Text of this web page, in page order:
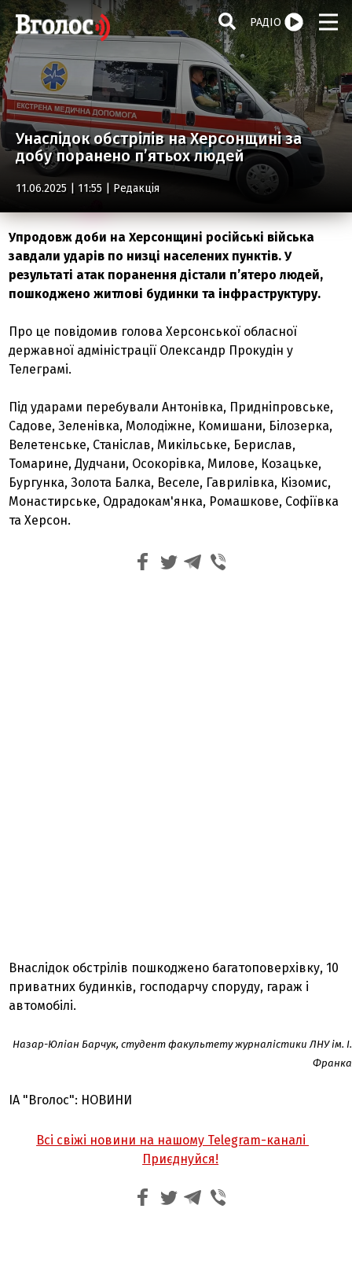
РАДІО
Унаслідок обстрілів на Херсонщині за
добу поранено п’ятьох людей
11.06.2025 | 11:55 | Редакція
Упродовж доби на Херсонщині російські війська
завдали ударів по низці населених пунктів. У
результаті атак поранення дістали п’ятеро людей,
пошкоджено житлові будинки та інфраструктуру.
Про це повідомив голова Херсонської обласної
державної адміністрації Олександр Прокудін у
Телеграмі.
Під ударами перебували Антонівка, Придніпровське,
Садове, Зеленівка, Молодіжне, Комишани, Білозерка,
Велетенське, Станіслав, Микільське, Берислав,
Томарине, Дудчани, Осокорівка, Милове, Козацьке,
Бургунка, Золота Балка, Веселе, Гаврилівка, Кізомис,
Монастирське, Одрадокам'янка, Ромашкове, Софіївка
та Херсон.
Внаслідок обстрілів пошкоджено багатоповерхівку, 10
приватних будинків, господарчу споруду, гараж і
автомобілі.
Назар-Юліан Барчук, студент факультету журналістики ЛНУ ім. І.
Франка
ІА "Вголос": НОВИНИ
Всі свіжі новини на нашому Telegram-каналі
Приєднуйся!